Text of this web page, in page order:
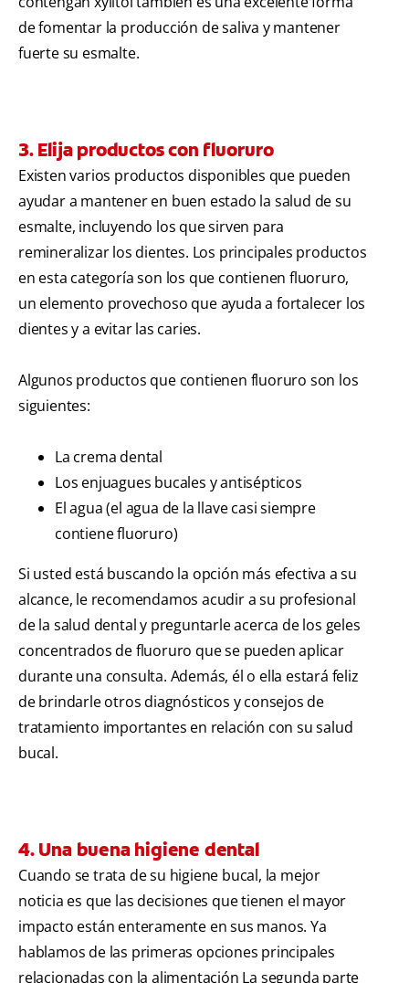
de fomentar la producción de saliva y mantener
fuerte su esmalte.
3. Elija productos con fluoruro
Existen varios productos disponibles que pueden
ayudar a mantener en buen estado la salud de su
esmalte, incluyendo los que sirven para
remineralizar los dientes. Los principales productos
en esta categoría son los que contienen fluoruro,
un elemento provechoso que ayuda a fortalecer los
dientes y a evitar las caries.
Algunos productos que contienen fluoruro son los
siguientes:
La crema dental
Los enjuagues bucales y antisépticos
El agua (el agua de la llave casi siempre
contiene fluoruro)
Si usted está buscando la opción más efectiva a su
alcance, le recomendamos acudir a su profesional
de la salud dental y preguntarle acerca de los geles
concentrados de fluoruro que se pueden aplicar
durante una consulta. Además, él o ella estará feliz
de brindarle otros diagnósticos y consejos de
tratamiento importantes en relación con su salud
bucal.
4. Una buena higiene dental
Cuando se trata de su higiene bucal, la mejor
noticia es que las decisiones que tienen el mayor
impacto están enteramente en sus manos. Ya
hablamos de las primeras opciones principales
relacionadas con la alimentación La segunda parte